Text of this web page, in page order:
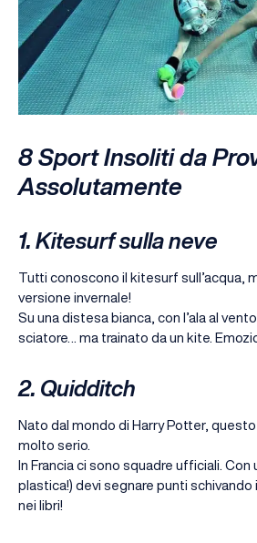
8 Sport Insoliti da
Assolutamente
1. Kitesurf sulla neve
Tutti conoscono il kitesurf sull’acqua,
versione invernale!
Su una distesa bianca, con l’ala al
sciatore… ma trainato da un kite.
2. Quidditch
Nato dal mondo di Harry Potter,
molto serio.
In Francia ci sono squadre ufficiali. Con
plastica!) devi segnare punti
nei libri!